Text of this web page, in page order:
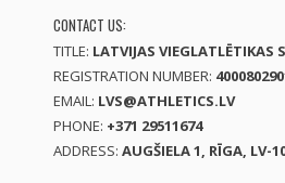
CONTACT US:
TITLE: LATVIJAS VIEGLATLĒTIKAS
REGISTRATION NUMBER:
EMAIL: LVS@ATHLETICS.LV
PHONE: +371 29511674
ADDRESS: AUGŠIELA 1, RĪGA, LV-